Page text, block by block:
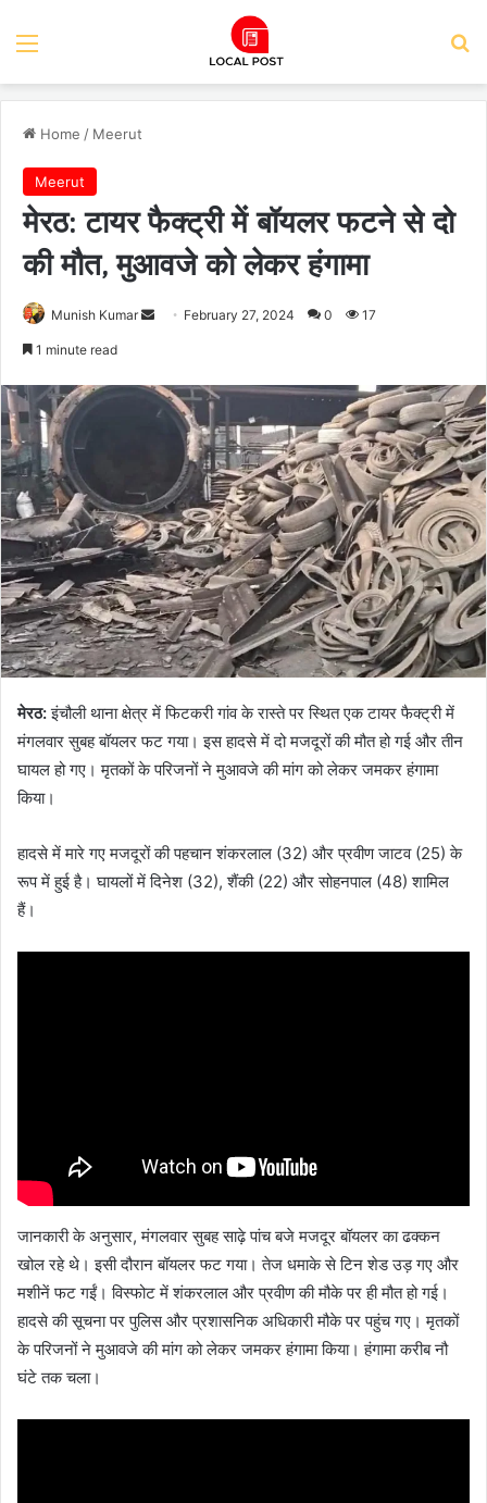
Menu
Home / Meerut
Meerut
मेरठ: टायर फैक्ट्री में बॉयलर फटने से दो
की मौत, मुआवजे को लेकर हंगामा
Munish Kumar
Send February 27, 2024 0 17
1 minute read
मेरठ:इंचौली थाना क्षेत्र में फिटकरी गांव के रास्ते पर स्थित एक टायर फैक्ट्री में
मंगलवार सुबह बॉयलर फट गया। इस हादसे में दो मजदूरों की मौत हो गई और तीन
घायल हो गए। मृतकों के परिजनों ने मुआवजे की मांग को लेकर जमकर हंगामा
किया।
हादसे में मारे गए मजदूरों की पहचान शंकरलाल (32) और प्रवीण जाटव (25) के
रूप में हुई है। घायलों में दिनेश (32), शैंकी (22) और सोहनपाल (48) शामिल
हैं।
जानकारी के अनुसार, मंगलवार सुबह साढ़े पांच बजे मजदूर बॉयलर का ढक्कन
खोल रहे थे। इसी दौरान बॉयलर फट गया। तेज धमाके से टिन शेड उड़ गए और
मशीनें फट गईं। विस्फोट में शंकरलाल और प्रवीण की मौके पर ही मौत हो गई।
हादसे की सूचना पर पुलिस और प्रशासनिक अधिकारी मौके पर पहुंच गए। मृतकों
के परिजनों ने मुआवजे की मांग को लेकर जमकर हंगामा किया। हंगामा करीब नौ
घंटे तक चला।